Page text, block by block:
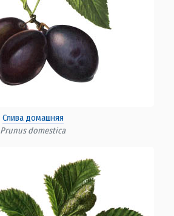
Слива домашняя
Prunus domestica